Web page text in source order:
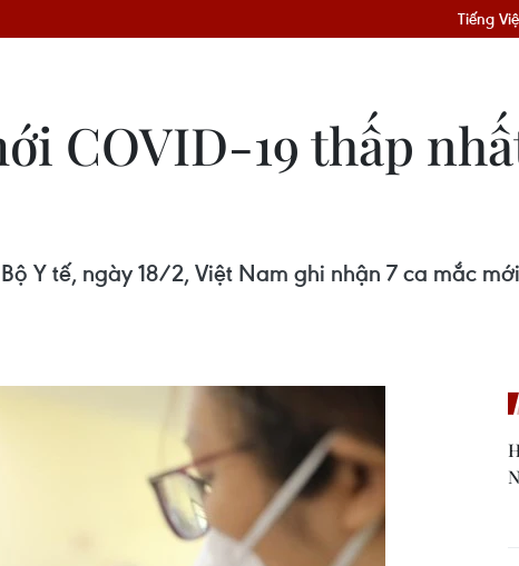
Tiếng
COVID-19 thấp
Y tế, ngày 18/2, Việt Nam ghi nhận 7 ca mắc